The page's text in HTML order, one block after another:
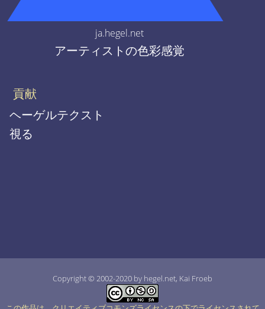
ja.hegel.net
アーティストの色彩感覚
貢献
ヘーゲルテクスト
視る
Copyright © 2002-2020 by hegel.net, Kai Froeb